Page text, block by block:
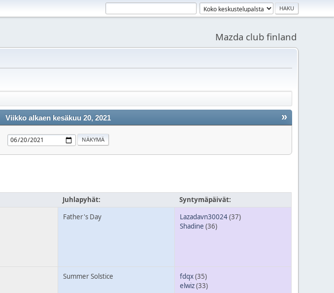
Mazda club finland
»
Viikko alkaen kesäkuu 20, 2021
Juhlapyhät: Syntymäpäivät:
Father's Day Lazadavn30024(37)
Shadine (36)
Summer Solstice fdqx(35)
elwiz(33)